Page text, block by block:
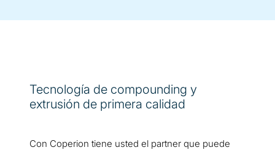
Tecnología de compounding y
extrusión de primera calidad
Con Coperion tiene usted el partner que puede